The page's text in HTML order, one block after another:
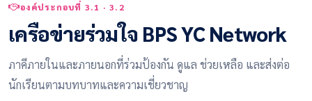
องค์ประกอบที่ 3.1 · 3.2
เครือข่ายร่วมใจ BPS YC Network
ภาคีภายในและภายนอกที่ร่วมป้องกัน ดูแล ช่วยเหลือ และส่งต่อ
นักเรียนตามบทบาทและความเชี่ยวชาญ